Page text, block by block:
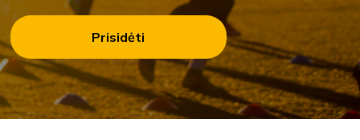
Prisidėti